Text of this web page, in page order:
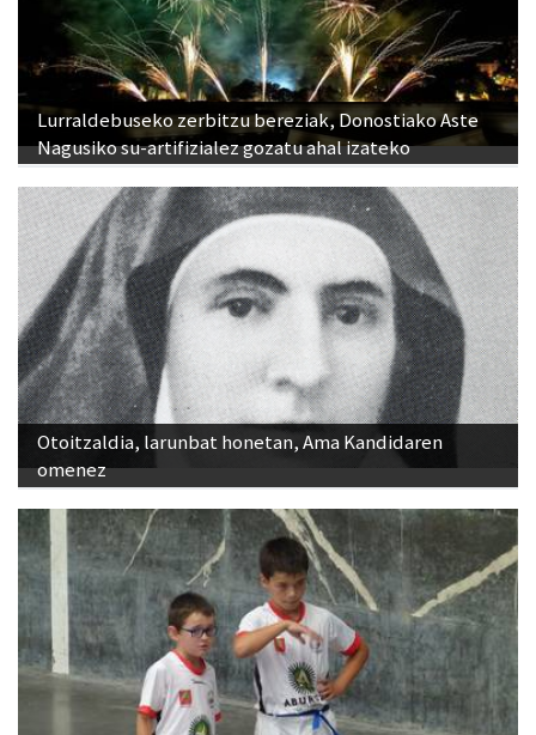
Lurraldebuseko zerbitzu bereziak, Donostiako Aste
Nagusiko su-artifizialez gozatu ahal izateko
Otoitzaldia, larunbat honetan, Ama Kandidaren
omenez